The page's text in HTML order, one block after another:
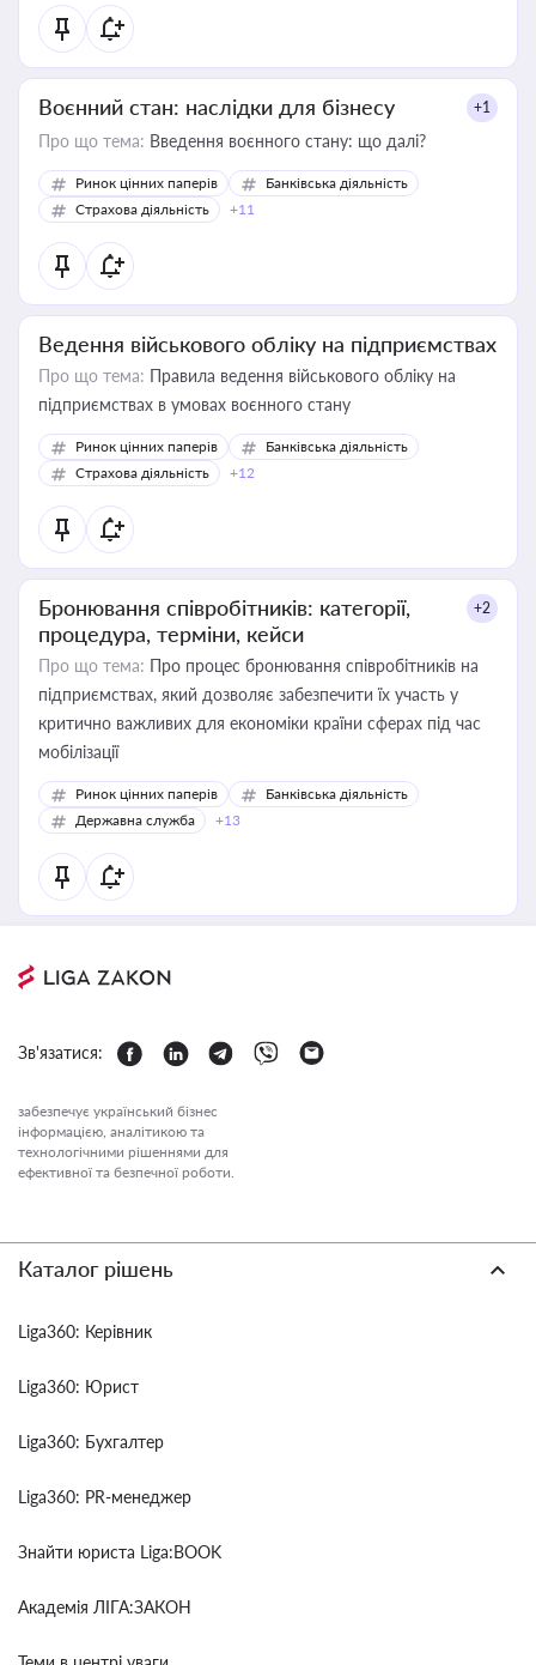
Воєнний стан: наслідки для бізнесу +1
Про що тема: Введення воєнного стану: що далі?
Ринок цінних паперів
Банківська діяльність
Страхова діяльність
+11
Ведення військового обліку на підприємствах
Про що тема: Правила ведення військового обліку на
підприємствах в умовах воєнного стану
Ринок цінних паперів
Банківська діяльність
Страхова діяльність
+12
Бронювання співробітників: категорії,
процедура, терміни, кейси
+2
Про що тема: Про процес бронювання співробітників на
підприємствах, який дозволяє забезпечити їх участь у
критично важливих для економіки країни сферах під час
мобілізації
Ринок цінних паперів
Банківська діяльність
Державна служба
+13
Зв'язатися:
забезпечує український бізнес
інформацією, аналітикою та
технологічними рішеннями для
ефективної та безпечної роботи.
Каталог рішень
Liga360: Керівник
Liga360: Юрист
Liga360: Бухгалтер
Liga360: PR-менеджер
Знайти юриста Liga:BOOK
Академія ЛІГА:ЗАКОН